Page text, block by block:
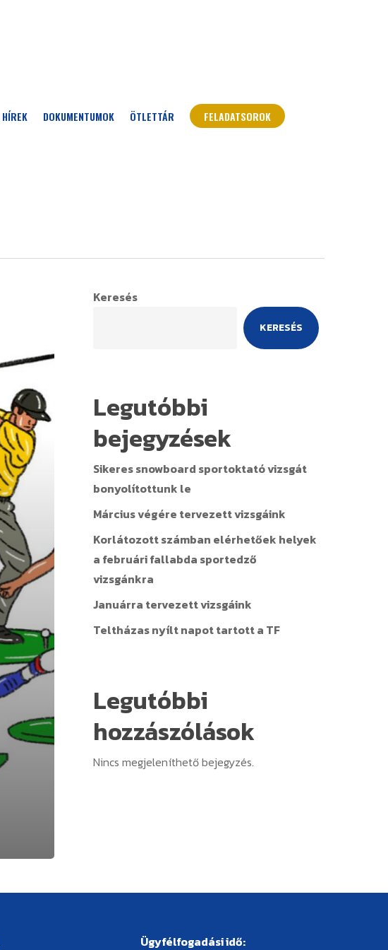
HÍREK DOKUMENTUMOK ÖTLETTÁR FELADATSOROK
Keresés
KERESÉS
Legutóbbi
bejegyzések
Sikeres snowboard sportoktató vizsgát
bonyolítottunk le
Március végére tervezett vizsgáink
Korlátozott számban elérhetőek helyek
a februári fallabda sportedző
vizsgánkra
Januárra tervezett vizsgáink
Teltházas nyílt napot tartott a TF
Legutóbbi
hozzászólások
Nincs megjeleníthető bejegyzés.
Ügyfélfogadási idő: